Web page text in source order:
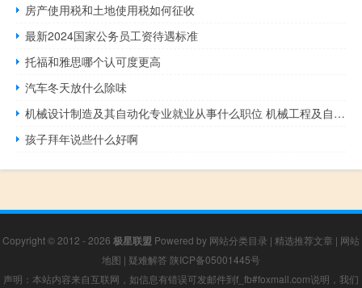
房产使用税和土地使用税如何征收
最新2024国家公务员工资待遇标准
托福和雅思哪个认可度更高
汽车冬天放什么除味
机械设计制造及其自动化专业就业从事什么职位 机械工程及自动化就业
孩子拜年说些什么好啊
Copyright © 2012 - 2026 极星联盟 Powered by 网站分类目录 | 精选推荐文章 | 网站
地图 | 疑难解答 陕ICP备05001445号
声明：本站内容来自互联网，如信息有错误可发邮件到f_fb#foxmail.com说明，我们